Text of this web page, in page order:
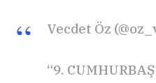
Vecdet Öz
“9.